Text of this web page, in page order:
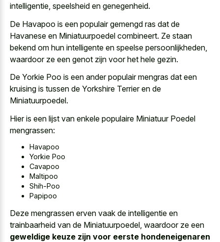
intelligentie, speelsheid en genegenheid.
De Havapoo is een populair gemengd ras dat de
Havanese en Miniatuurpoedel combineert. Ze staan
bekend om hun intelligente en speelse persoonlijkheden,
waardoor ze een genot zijn voor het hele gezin.
De Yorkie Poo is een ander populair mengras dat een
kruising is tussen de Yorkshire Terrier en de
Miniatuurpoedel.
Hier is een lijst van enkele populaire Miniatuur Poedel
mengrassen:
Havapoo
Yorkie Poo
Cavapoo
Maltipoo
Shih-Poo
Papipoo
Deze mengrassen erven vaak de intelligentie en
trainbaarheid van de Miniatuurpoedel, waardoor ze een
geweldige keuze zijn voor eerste hondeneigenaren